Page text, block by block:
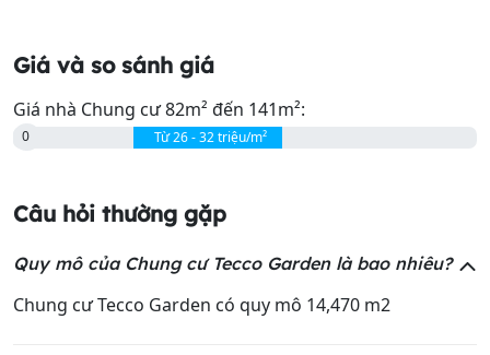
Giá và so sánh giá
Giá nhà Chung cư 82m² đến 141m²:
0 Từ 26 - 32 triệu/m²
Câu hỏi thường gặp
Quy mô của Chung cư Tecco Garden là bao nhiêu?
Chung cư Tecco Garden có quy mô 14,470 m2